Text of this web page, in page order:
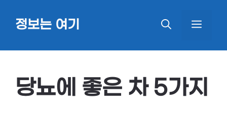
정보는 여기
당뇨에 좋은 차 5가지